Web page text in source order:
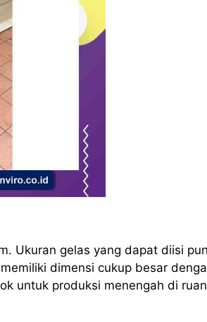
Ukuran gelas yang dapat diisi pun
dimensi cukup besar
untuk produksi menengah di